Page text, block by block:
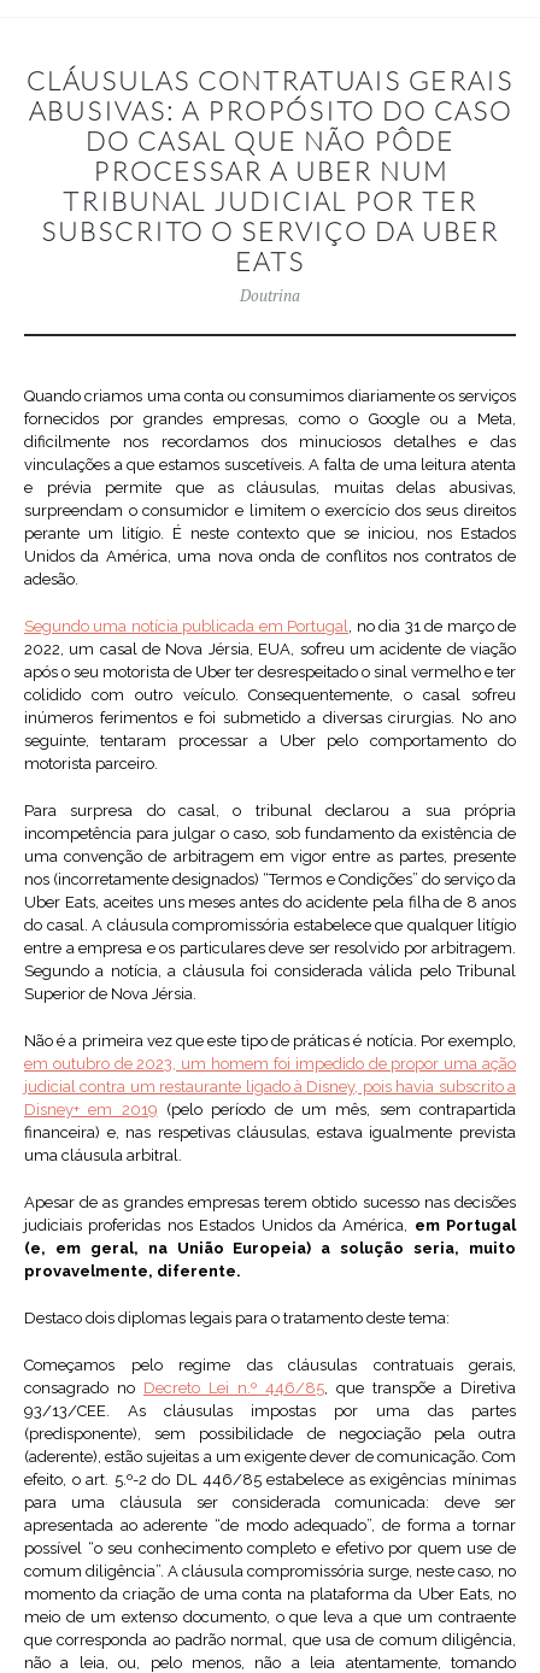
CLÁUSULAS CONTRATUAIS GERAIS
ABUSIVAS: A PROPÓSITO DO CASO
DO CASAL QUE NÃO PÔDE
PROCESSAR A UBER NUM
TRIBUNAL JUDICIAL POR TER
SUBSCRITO O SERVIÇO DA UBER
EATS
Doutrina
Quando criamos uma conta ou consumimos diariamente os serviços
fornecidos por grandes empresas, como o Google ou a Meta,
dificilmente nos recordamos dos minuciosos detalhes e das
vinculações a que estamos suscetíveis. A falta de uma leitura atenta
e prévia permite que as cláusulas, muitas delas abusivas,
surpreendam o consumidor e limitem o exercício dos seus direitos
perante um litígio. É neste contexto que se iniciou, nos Estados
Unidos da América, uma nova onda de conflitos nos contratos de
adesão.
Segundo uma notícia publicada em Portugal, no dia 31 de março de
2022, um casal de Nova Jérsia, EUA, sofreu um acidente de viação
após o seu motorista de Uber ter desrespeitado o sinal vermelho e ter
colidido com outro veículo. Consequentemente, o casal sofreu
inúmeros ferimentos e foi submetido a diversas cirurgias. No ano
seguinte, tentaram processar a Uber pelo comportamento do
motorista parceiro.
Para surpresa do casal, o tribunal declarou a sua própria
incompetência para julgar o caso, sob fundamento da existência de
uma convenção de arbitragem em vigor entre as partes, presente
nos (incorretamente designados) “Termos e Condições” do serviço da
Uber Eats, aceites uns meses antes do acidente pela filha de 8 anos
do casal. A cláusula compromissória estabelece que qualquer litígio
entre a empresa e os particulares deve ser resolvido por arbitragem.
Segundo a notícia, a cláusula foi considerada válida pelo Tribunal
Superior de Nova Jérsia.
Não é a primeira vez que este tipo de práticas é notícia. Por exemplo,
em outubro de 2023, um homem foi impedido de propor uma ação
judicial contra um restaurante ligado à Disney, pois havia subscrito a
Disney+ em 2019 (pelo período de um mês, sem contrapartida
financeira) e, nas respetivas cláusulas, estava igualmente prevista
uma cláusula arbitral.
Apesar de as grandes empresas terem obtido sucesso nas decisões
judiciais proferidas nos Estados Unidos da América, em Portugal
(e, em geral, na União Europeia) a solução seria, muito
provavelmente, diferente.
Destaco dois diplomas legais para o tratamento deste tema:
Começamos pelo regime das cláusulas contratuais gerais,
consagrado no Decreto Lei n.º 446/85, que transpõe a Diretiva
93/13/CEE. As cláusulas impostas por uma das partes
(predisponente), sem possibilidade de negociação pela outra
(aderente), estão sujeitas a um exigente dever de comunicação. Com
efeito, o art. 5.º-2 do DL 446/85 estabelece as exigências mínimas
para uma cláusula ser considerada comunicada: deve ser
apresentada ao aderente “de modo adequado”, de forma a tornar
possível “o seu conhecimento completo e efetivo por quem use de
comum diligência”. A cláusula compromissória surge, neste caso, no
momento da criação de uma conta na plataforma da Uber Eats, no
meio de um extenso documento, o que leva a que um contraente
que corresponda ao padrão normal, que usa de comum diligência,
não a leia, ou, pelo menos, não a leia atentamente, tomando